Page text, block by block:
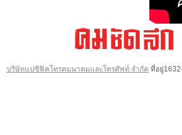
บริษัทแปซิฟิคโทรคมนาคมและโทรศัพท์ จำกัด ที่อยู่